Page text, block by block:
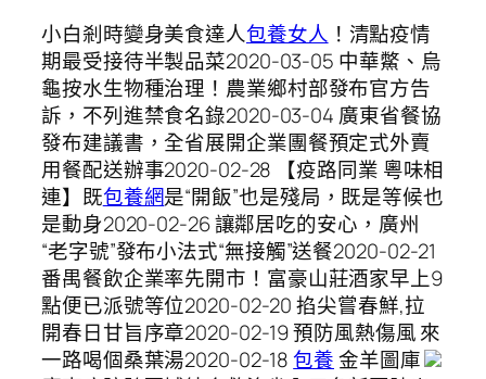
小白剎時變身美食達人包養女人 ！清點疫情
期最受接待半製品菜2020-03-05 中華鱉、烏
龜按水生物種治理！農業鄉村部發布官方告
訴，不列進禁食名錄2020-03-04 廣東省餐協
發布建議書，全省展開企業團餐預定式外賣
用餐配送辦事2020-02-28 【疫路同業 粵味相
連】既包養網是“開飯”也是殘局，既是等候也
是動身2020-02-26 讓鄰居吃的安心，廣州
“老字號”發布小法式“無接觸”送餐2020-02-21
番禺餐飲企業率先開市！富豪山莊酒家早上9
點便已派號等位2020-02-20 掐尖嘗春鮮,拉
開春日甘旨序章2020-02-19 預防風熱傷風 來
一路喝個桑葉湯2020-02-18包養金羊圖庫